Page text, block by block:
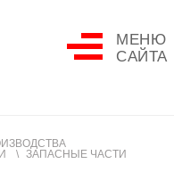
МЕНЮ
САЙТА
ЗАПАСНЫЕ ЧАСТИ